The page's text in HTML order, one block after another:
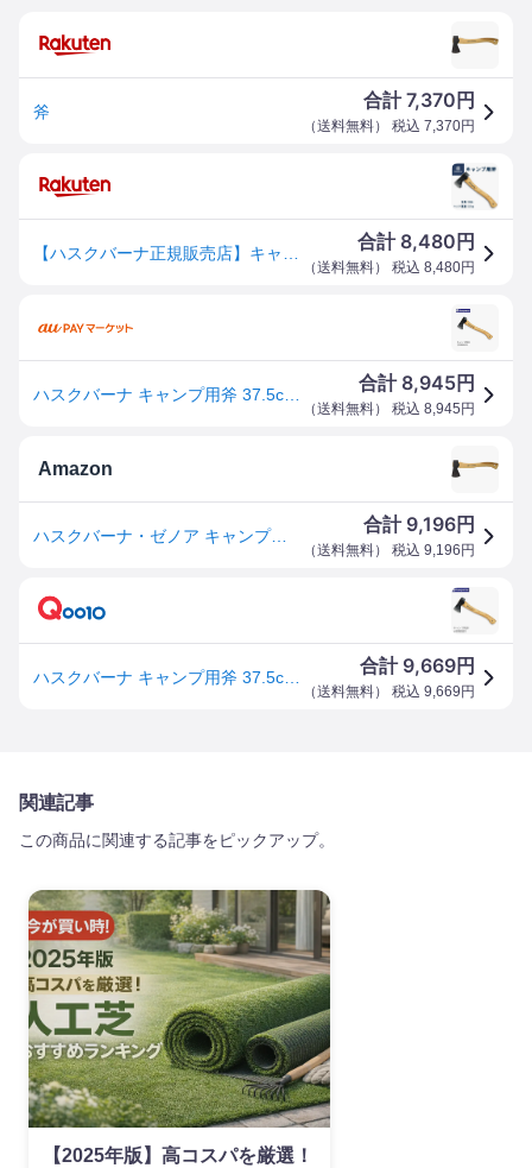
斧
合計7,370 円
（送料無料） 税込 7,370円
合計 8,480 円
（送料無料） 税込 8,480円
合計 8,945円
（送料無料） 税込 8,945 円
Amazon
ハスクバーナ・ゼノア キャンプ用斧 スウェーデン製 576926301 カバー付き 長さ38cm
合計 9,196円
（送料無料） 税込 9,196 円
合計 9,669円
（送料無料） 税込 9,669 円
関連記事
この商品に関連する記事をピックアップ。
【2025年版】高コスパを厳選！